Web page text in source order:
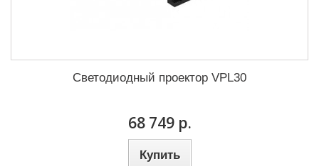
Светодиодный проектор VPL30
68 749 р.
Купить